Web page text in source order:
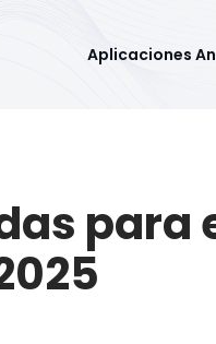
Aplicaciones
para